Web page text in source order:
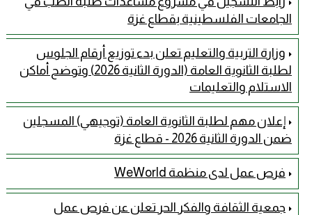
الجامعات الفلسطينية بقطاع غزة
وزارة التربية والتعليم تعلن بدء توزيع أرقام الجلوس
لطلبة الثانوية العامة (الدورة الثانية 2026) وتوضح أماكن
الاستلام والتعليمات
إعلان مهم لطلبة الثانوية العامة (توجيهي) المسجلين
ضمن الدورة الثانية 2026 - قطاع غزة
فرص عمل لدى منظمة WeWorld
جمعية الثقافة والفكر الحر تعلن عن فرص عمل